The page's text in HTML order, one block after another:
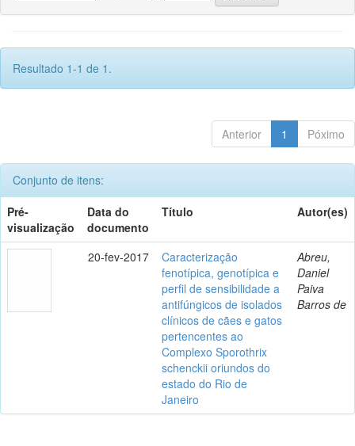
Resultado 1-1 de 1.
Anterior 1 Póximo
Conjunto de itens:
Pré-
visualização
Data do
documento
Título Autor(es)
20-fev-2017
Caracterização
fenotípica, genotípica e
perfil de sensibilidade a
antifúngicos de isolados
clínicos de cães e gatos
pertencentes ao
Complexo Sporothrix
schenckii oriundos do
estado do Rio de
Janeiro
Abreu,
Daniel
Paiva
Barros de